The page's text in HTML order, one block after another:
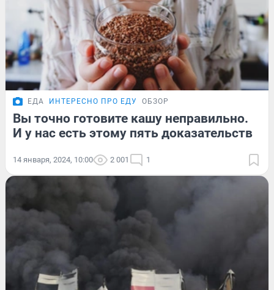
ЕДА ИНТЕРЕСНО ПРО ЕДУ ОБЗОР
Вы точно готовите кашу неправильно.
И у нас есть этому пять доказательств
14 января, 2024, 10:00 2 001 1